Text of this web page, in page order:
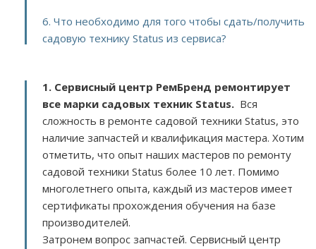
6. Что необходимо для того чтобы сдать/получить
садовую технику Status из сервиса?
1. Сервисный центр РемБренд ремонтирует
все марки садовых техник Status. Вся
сложность в ремонте садовой техники Status, это
наличие запчастей и квалификация мастера. Хотим
отметить, что опыт наших мастеров по ремонту
садовой техники Status более 10 лет. Помимо
многолетнего опыта, каждый из мастеров имеет
сертификаты прохождения обучения на базе
производителей.
Затронем вопрос запчастей. Сервисный центр